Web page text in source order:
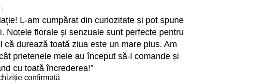
L-am cumpărat din curiozitate și pot spune
Notele florale și senzuale sunt perfecte pentru
durează toată ziua este un mare plus. Am
prietenele mele au început să-l comande și
cu toată încrederea!”
confirmată